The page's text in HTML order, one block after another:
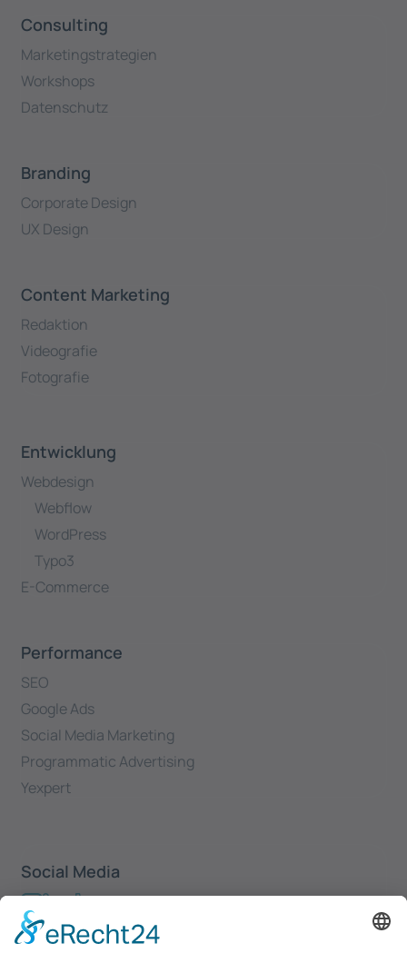
Consulting
Marketingstrategien
Workshops
Datenschutz
Branding
Corporate Design
UX Design
Content Marketing
Redaktion
Videografie
Fotografie
Entwicklung
Webdesign
Webflow
WordPress
Typo3
E-Commerce
Performance
SEO
Google Ads
Social Media Marketing
Programmatic Advertising
Yexpert
Social Media